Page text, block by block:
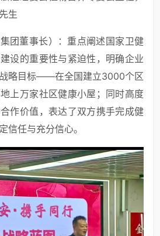
生
团董事长）：重点阐述国家卫健
设的重要性与紧迫性，明确企业
略目标——在全国建立3000个区
上万家社区健康小屋；同时高度
作价值，表达了双方携手完成健
信任与充分信心。